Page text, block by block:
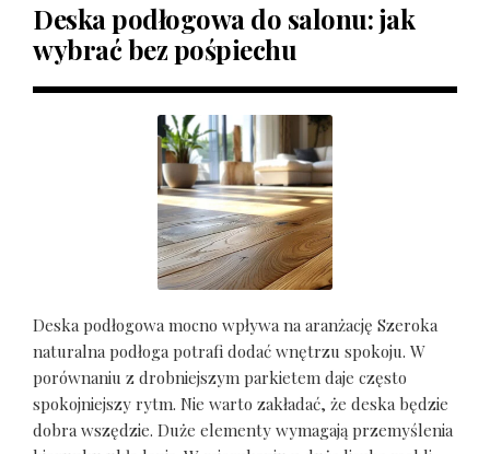
Deska podłogowa do salonu: jak
wybrać bez pośpiechu
Deska podłogowa mocno wpływa na aranżację Szeroka
naturalna podłoga potrafi dodać wnętrzu spokoju. W
porównaniu z drobniejszym parkietem daje często
spokojniejszy rytm. Nie warto zakładać, że deska będzie
dobra wszędzie. Duże elementy wymagają przemyślenia